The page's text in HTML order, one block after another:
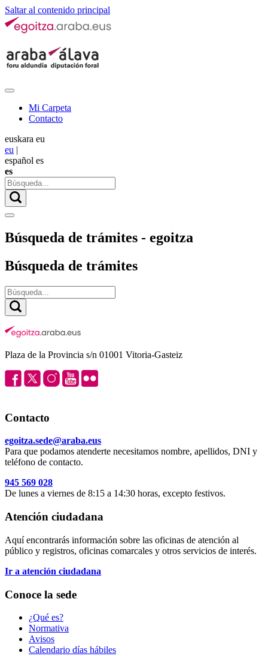
Saltar al contenido principal
Mi Carpeta
Contacto
euskara eu
eu |
español es
es
Búsqueda de trámites - egoitza
Búsqueda de trámites
Plaza de la Provincia s/n 01001 Vitoria-Gasteiz
Contacto
egoitza.sede@araba.eus
Para que podamos atenderte necesitamos nombre, apellidos, DNI y
teléfono de contacto.
945 569 028
De lunes a viernes de 8:15 a 14:30 horas, excepto festivos.
Atención ciudadana
Aquí encontrarás información sobre las oficinas de atención al
público y registros, oficinas comarcales y otros servicios de interés.
Ir a atención ciudadana
Conoce la sede
¿Qué es?
Normativa
Avisos
Calendario días hábiles